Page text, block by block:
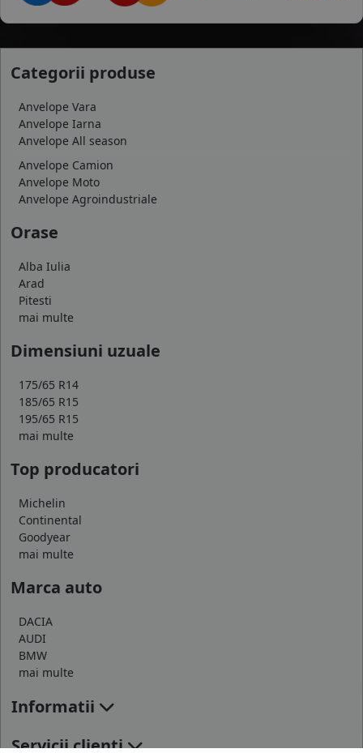
Categorii produse
Anvelope Vara
Anvelope Iarna
Anvelope All season
Anvelope Camion
Anvelope Moto
Anvelope Agroindustriale
Orase
Alba Iulia
Arad
Pitesti
mai multe
Dimensiuni uzuale
175/65 R14
185/65 R15
195/65 R15
mai multe
Top producatori
Michelin
Continental
Goodyear
mai multe
Marca auto
DACIA
AUDI
BMW
mai multe
Informatii
Servicii clienti